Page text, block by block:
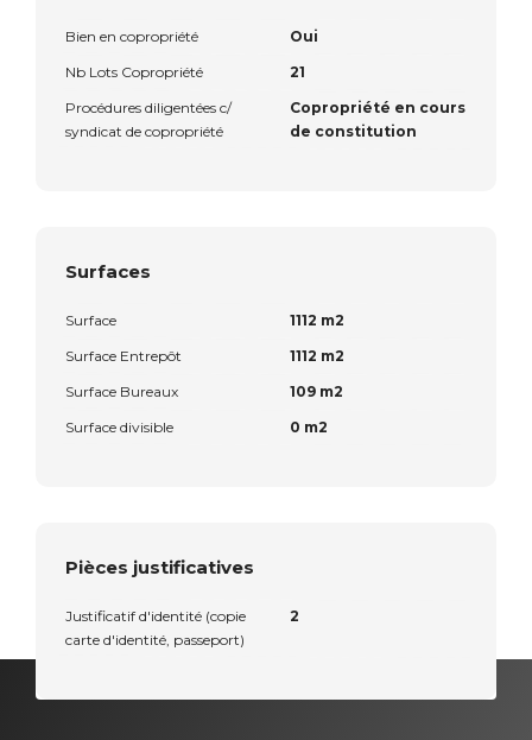
Bien en copropriété
Oui
Nb Lots Copropriété
21
Procédures diligentées c/
syndicat de copropriété
Copropriété en cours
de constitution
Surfaces
Surface
1112 m2
Surface Entrepôt
1112 m2
Surface Bureaux
109 m2
Surface divisible
0 m2
Pièces justificatives
Justificatif d'identité (copie
carte d'identité, passeport)
2